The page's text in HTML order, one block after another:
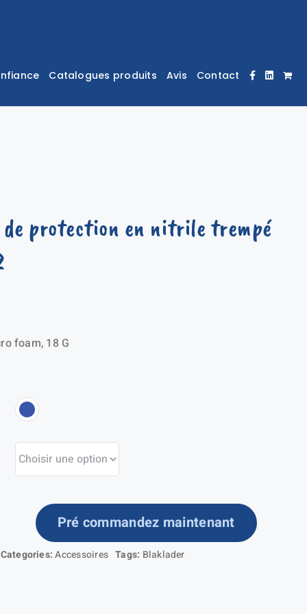
Catalogues produits Avis Contact
protection en nitrile trempé
foam, 18 G
Pré commandez maintenant
Categories:Accessoires Tags: Blaklader